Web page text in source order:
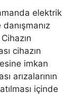
elektrik
cihazın
imkan
arızalarının
içinde